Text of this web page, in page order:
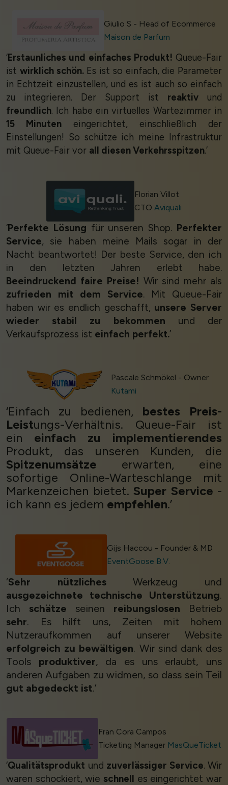
Giulio S - Head of Ecommerce
Maison de Parfum
‘Erstaunliches und einfaches Produkt! Queue-Fair
ist wirklich schön.Es ist so einfach, die Parameter
in Echtzeit einzustellen, und es ist auch so einfach
zu integrieren. Der Support ist reaktiv und
freundlich. Ich habe ein virtuelles Wartezimmer in
15 Minuten eingerichtet, einschließlich der
Einstellungen! So schütze ich meine Infrastruktur
mit Queue-Fair vor all diesen Verkehrsspitzen.’
Florian Villot
CTOAviquali
‘Perfekte Lösung für unseren Shop. Perfekter
Service, sie haben meine Mails sogar in der
Nacht beantwortet! Der beste Service, den ich
in den letzten Jahren erlebt habe.
Beeindruckend faire Preise! Wir sind mehr als
zufrieden mit dem Service. Mit Queue-Fair
haben wir es endlich geschafft, unsere Server
wieder stabil zu bekommen und der
Verkaufsprozess ist einfach perfekt.’
Pascale Schmökel - Owner
Kutami
‘Einfach zu bedienen, bestes Preis-
Leistungs-Verhältnis. Queue-Fair ist
ein einfach zu implementierendes
Produkt, das unseren Kunden, die
Spitzenumsätze erwarten, eine
sofortige Online-Warteschlange mit
Markenzeichen bietet. Super Service -
ich kann es jedem empfehlen.’
Gijs Haccou - Founder & MD
EventGoose B.V.
‘Sehr nützlichesWerkzeug und
ausgezeichnete technische Unterstützung.
Ich schätze seinen reibungslosen Betrieb
sehr. Es hilft uns, Zeiten mit hohem
Nutzeraufkommen auf unserer Website
erfolgreich zu bewältigen. Wir sind dank des
Tools produktiver, da es uns erlaubt, uns
anderen Aufgaben zu widmen, so dass sein Teil
gut abgedeckt ist.’
Fran Cora Campos
Ticketing Manager MasQueTicket
‘Qualitätsprodukt und zuverlässiger Service. Wir
waren schockiert, wie schnell es eingerichtet war